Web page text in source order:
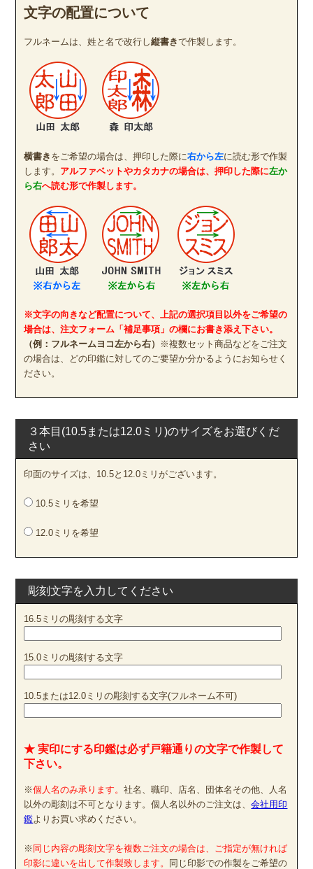
文字の配置について
フルネームは、姓と名で改行し縦書きで作製します。
横書き をご希望の場合は、押印した際に右から左に読む形で作製
します。 アルファベットやカタカナの場合は、押印した際に左か
ら右へ読む形で作製します。
※文字の向きなど配置について、上記の選択項目以外をご希望の
場合は、注文フォーム「補足事項」の欄にお書き添え下さい。
（例：フルネームヨコ左から右）
※複数セット商品などをご注文
の場合は、どの印鑑に対してのご要望か分かるようにお知らせく
ださい。
３本目(10.5または12.0ミリ)のサイズをお選びくだ
さい
印面のサイズは、10.5と12.0ミリがございます。
10.5ミリを希望
12.0ミリを希望
彫刻文字を入力してください
16.5ミリの彫刻する文字
15.0ミリの彫刻する文字
10.5または12.0ミリの彫刻する文字(フルネーム不可)
★ 実印にする印鑑は必ず戸籍通りの文字で作製して
下さい。
※個人名のみ承ります。社名、職印、店名、団体名その他、人名
以外の彫刻は不可となります。個人名以外のご注文は、会社用印
鑑よりお買い求めください。
※ 同じ内容の彫刻文字を複数ご注文の場合は、ご指定が無ければ
印影に違いを出して作製致します。 同じ印影での作製をご希望の